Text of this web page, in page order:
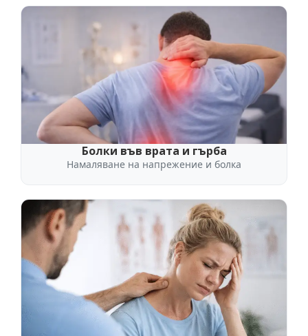
Болки във врата и гърба
Намаляване на напрежение и болка